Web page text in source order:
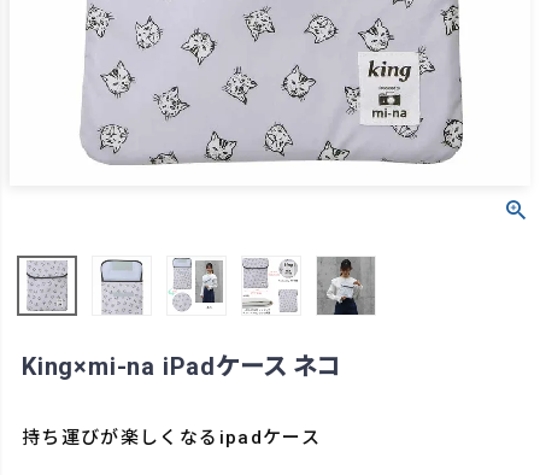
King×mi-na iPadケース ネコ
持ち運びが楽しくなるipadケース